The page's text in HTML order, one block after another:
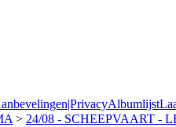
Albumlijst
> 24/08 - SCHEEPVAART -